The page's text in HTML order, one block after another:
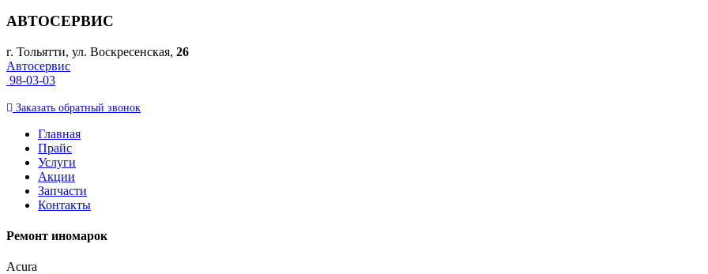
АВТОСЕРВИС
г. Тольятти, ул. Воскресенская, 26
Автосервис
98-03-03
Заказать обратный звонок
Главная
Прайс
Услуги
Акции
Запчасти
Контакты
Ремонт иномарок
Acura